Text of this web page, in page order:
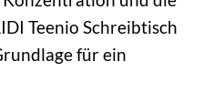
Teenio Schreibtisch
für ein